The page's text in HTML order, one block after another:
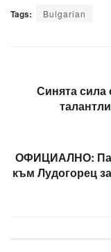
Tags: Bulgarian
Синята сила
ОФИЦИАЛНО:
към Лудогорец